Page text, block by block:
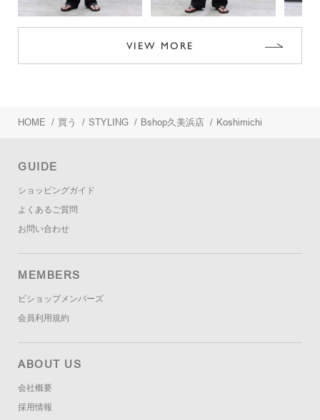
VIEW MORE
HOME / 買う / STYLING / Bshop久美浜店 / Koshimichi
GUIDE
ショッピングガイド
よくあるご質問
お問い合わせ
MEMBERS
ビショップメンバーズ
会員利用規約
ABOUT US
会社概要
採用情報